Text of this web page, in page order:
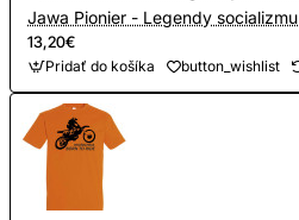
Jawa Pionier - Legendy socializmu
13,20€
Pridať do košíka button_wishlist